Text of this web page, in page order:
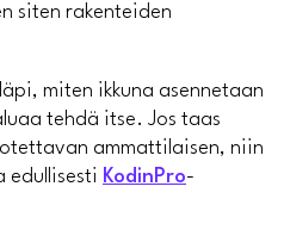
siten rakenteiden
läpi, miten ikkuna asennetaan
tehdä itse. Jos taas
ammattilaisen, niin
edullisesti KodinPro-